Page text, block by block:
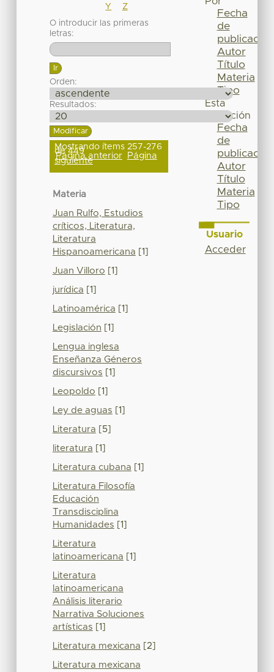
Y
Z
O introducir las primeras
letras:
Orden:
Resultados:
Mostrando ítems 257-276
de 449
Página anterior Página
siguiente
Materia
Juan Rulfo, Estudios
críticos, Literatura,
Literatura
Hispanoamericana [1]
Juan Villoro [1]
jurídica [1]
Latinoamérica [1]
Legislación [1]
Lengua inglesa
Enseñanza Géneros
discursivos [1]
Leopoldo [1]
Ley de aguas [1]
Literatura [5]
literatura [1]
Literatura cubana [1]
Literatura Filosofía
Educación
Transdisciplina
Humanidades [1]
Literatura
latinoamericana [1]
Literatura
latinoamericana
Análisis literario
Narrativa Soluciones
artísticas [1]
Literatura mexicana [2]
Literatura mexicana
Fecha
de
publicación
Autor
Título
Materia
Tipo
Esta
colección
Fecha
de
publicación
Autor
Título
Materia
Tipo
Usuario
Acceder